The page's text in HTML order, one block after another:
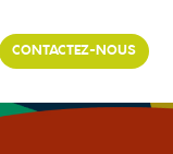
CONTACTEZ-NOUS